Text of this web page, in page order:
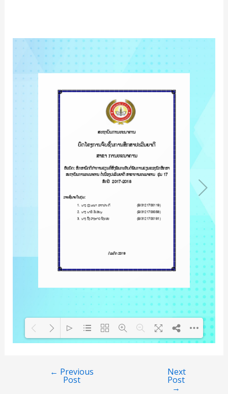
← Previous
Post
Next
Post
→